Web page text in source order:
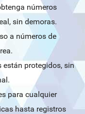
números
sin demoras.
a números de
están protegidos, sin
para cualquier
hasta registros